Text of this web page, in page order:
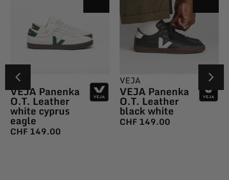
VEJA
VEJA Panenka
O.T. Leather
white cyprus
eagle
CHF149.00
VEJA
VEJA Panenka
O.T. Leather
black white
CHF149.00